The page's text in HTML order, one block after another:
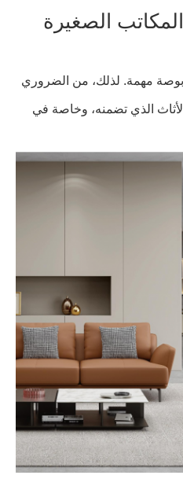
الصغيرة
بوصة مهمة. لذلك، من الضروري
الذي تضمنه، وخاصة في